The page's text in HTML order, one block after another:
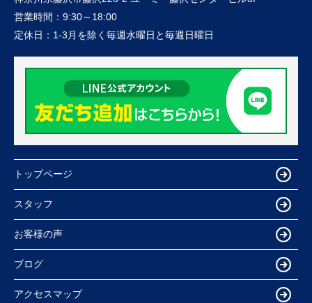
営業時間： 9:30～18:00
定休日： 1-3月を除く毎週水曜日と毎週日曜日
トップページ
スタッフ
お客様の声
ブログ
アクセスマップ